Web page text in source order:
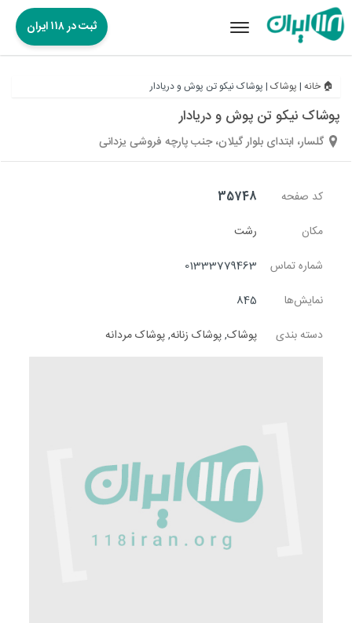
Toggle
ثبت در ۱۱۸ ایران
🏠 خانه | پوشاک | پوشاک نیکو تن پوش و دریادار
پوشاک نیکو تن پوش و دریادار
گلسار، ابتدای بلوار گیلان، جنب پارچه فروشی یزدانی
کد صفحه
35748
مکان
رشت
شماره تماس
01333779463
نمایش‌ها
845
دسته بندی
پوشاک,پوشاک زنانه,پوشاک مردانه